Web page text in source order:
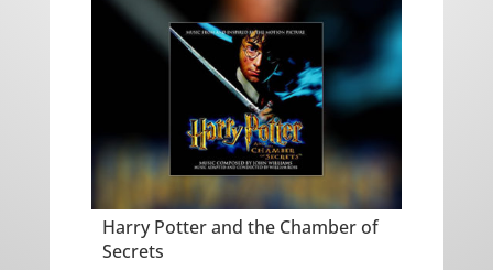
Harry Potter and the Chamber of
Secrets